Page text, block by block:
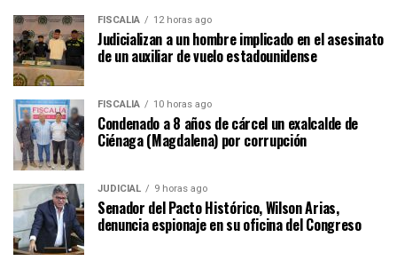
FISCALÍA 12 horas ago
Judicializan a un hombre implicado en el asesinato
de un auxiliar de vuelo estadounidense
FISCALÍA 10 horas ago
Condenado a 8 años de cárcel un exalcalde de
Ciénaga (Magdalena) por corrupción
JUDICIAL 9 horas ago
Senador del Pacto Histórico, Wilson Arias,
denuncia espionaje en su oficina del Congreso